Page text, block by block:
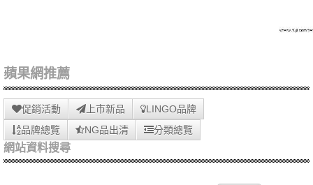
蘋果網推薦
促銷活動 上市新品
LINGO品牌
品牌總覽
NG品出清 分類總覽
網站資料搜尋